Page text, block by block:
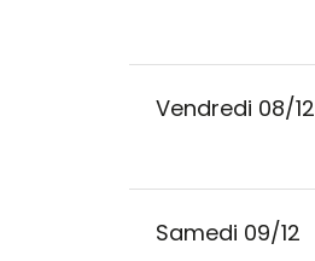
Vendredi 08/12
Samedi 09/12